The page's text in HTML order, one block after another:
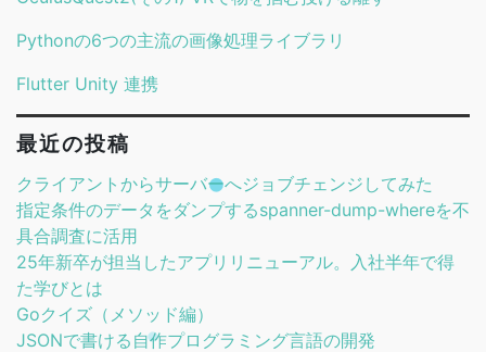
Pythonの6つの主流の画像処理ライブラリ
Flutter Unity 連携
最近の投稿
クライアントからサーバーへジョブチェンジしてみた
指定条件のデータをダンプするspanner-dump-whereを不
具合調査に活用
25年新卒が担当したアプリリニューアル。入社半年で得
た学びとは
Goクイズ（メソッド編）
JSONで書ける自作プログラミング言語の開発